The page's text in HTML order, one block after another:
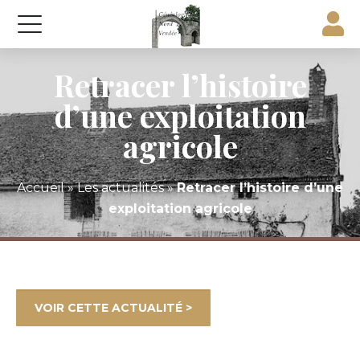
Retracer l’histoire
d’une exploitation
agricole
Accueil»Les actualités»Retracer l’histoire d’une
exploitation agricole
VOIR CETTE ACTUALITÉ >